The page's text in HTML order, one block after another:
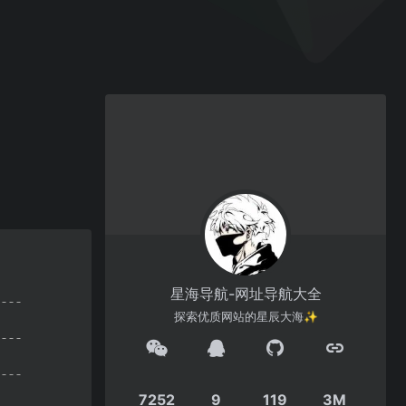
星海导航-网址导航大全
探索优质网站的星辰大海✨
7252 9 119 3M